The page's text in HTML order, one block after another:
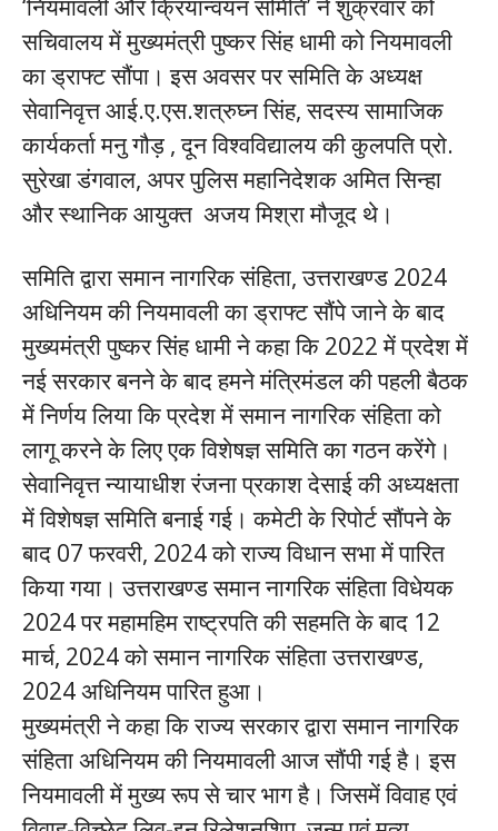
सचिवालय में मुख्यमंत्री पुष्कर सिंह धामी को नियमावली
का ड्राफ्ट सौंपा। इस अवसर पर समिति के अध्यक्ष
सेवानिवृत्त आई.ए.एस.शत्रुघ्न सिंह, सदस्य सामाजिक
कार्यकर्ता मनु गौड़ , दून विश्वविद्यालय की कुलपति प्रो.
सुरेखा डंगवाल, अपर पुलिस महानिदेशक अमित सिन्हा
और स्थानिक आयुक्त अजय मिश्रा मौजूद थे।
समिति द्वारा समान नागरिक संहिता, उत्तराखण्ड 2024
अधिनियम की नियमावली का ड्राफ्ट सौंपे जाने के बाद
मुख्यमंत्री पुष्कर सिंह धामी ने कहा कि 2022 में प्रदेश में
नई सरकार बनने के बाद हमने मंत्रिमंडल की पहली बैठक
में निर्णय लिया कि प्रदेश में समान नागरिक संहिता को
लागू करने के लिए एक विशेषज्ञ समिति का गठन करेंगे।
सेवानिवृत्त न्यायाधीश रंजना प्रकाश देसाई की अध्यक्षता
में विशेषज्ञ समिति बनाई गई। कमेटी के रिपोर्ट सौंपने के
बाद 07 फरवरी, 2024 को राज्य विधान सभा में पारित
किया गया। उत्तराखण्ड समान नागरिक संहिता विधेयक
2024 पर महामहिम राष्ट्रपति की सहमति के बाद 12
मार्च, 2024 को समान नागरिक संहिता उत्तराखण्ड,
2024 अधिनियम पारित हुआ।
मुख्यमंत्री ने कहा कि राज्य सरकार द्वारा समान नागरिक
संहिता अधिनियम की नियमावली आज सौंपी गई है। इस
नियमावली में मुख्य रूप से चार भाग है। जिसमें विवाह एवं